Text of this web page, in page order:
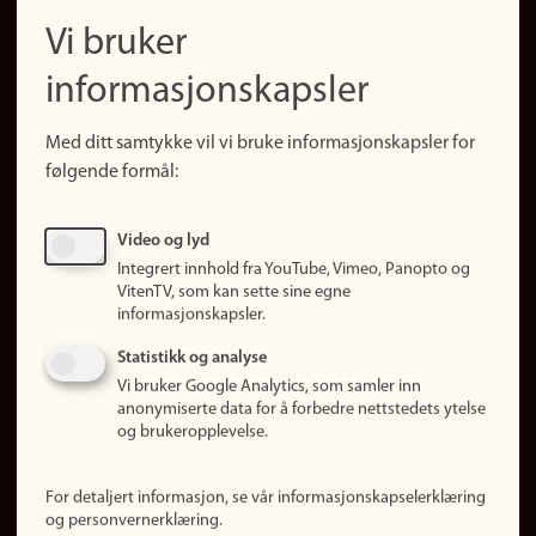
(no)
Finn forsker
Presse
Finn studier
Ledige stillinger
Om nettstedet
Informasjonskapsler
Personvern
Vi bruker
informasjonskapsler
Med ditt samtykke vil vi bruke informasjonskapsler for
følgende formål:
Video og lyd
Integrert innhold fra YouTube, Vimeo, Panopto og
VitenTV, som kan sette sine egne
informasjonskapsler.
Statistikk og analyse
Vi bruker Google Analytics, som samler inn
anonymiserte data for å forbedre nettstedets ytelse
og brukeropplevelse.
For detaljert informasjon, se vår informasjonskapselerklæring
og personvernerklæring.